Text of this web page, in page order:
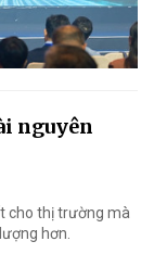
nguyên
cho thị trường mà
hơn.